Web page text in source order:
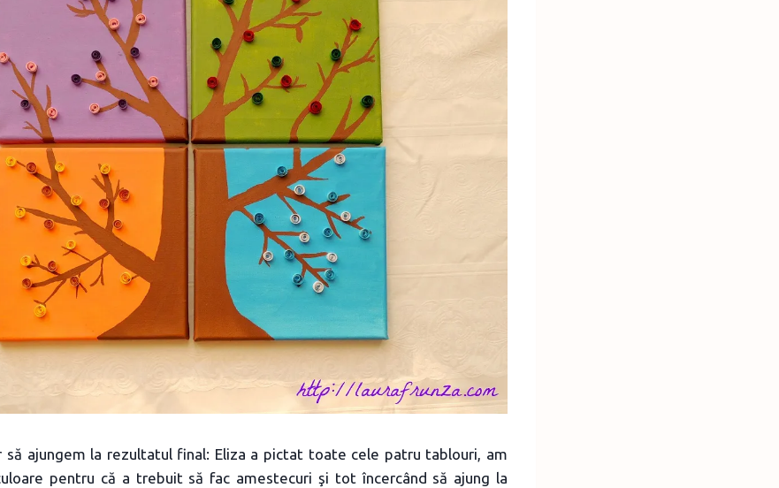
să ajungem la rezultatul final: Eliza a pictat toate cele patru tablouri, am
pentru că a trebuit să fac amestecuri şi tot încercând să ajung la